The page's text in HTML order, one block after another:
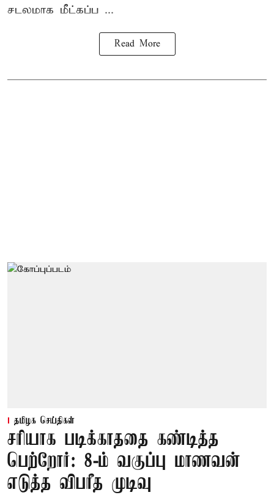
சடலமாக மீட்கப்ப ...
Read More
தமிழக செய்திகள்
சரியாக படிக்காததை கண்டித்த
பெற்றோர்: 8-ம் வகுப்பு மாணவன்
எடுத்த விபரீத முடிவு